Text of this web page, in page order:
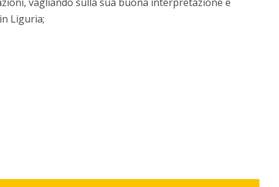
Liguria;